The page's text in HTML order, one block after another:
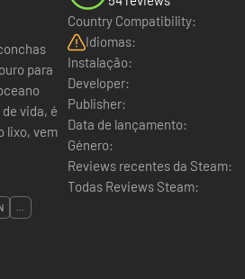
para
lixo, vem
Country Compatibility:
Idiomas:
Instalação:
Developer:
Publisher:
Data de lançamento:
Género:
Reviews recentes da Steam:
Todas Reviews Steam:
...